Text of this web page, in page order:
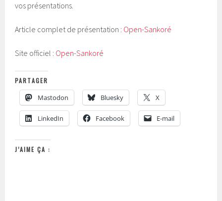
vos présentations.
Article complet de présentation : Open-Sankoré
Site officiel : Open-Sankoré
PARTAGER
Mastodon Bluesky X
LinkedIn Facebook E-mail
J’AIME ÇA :